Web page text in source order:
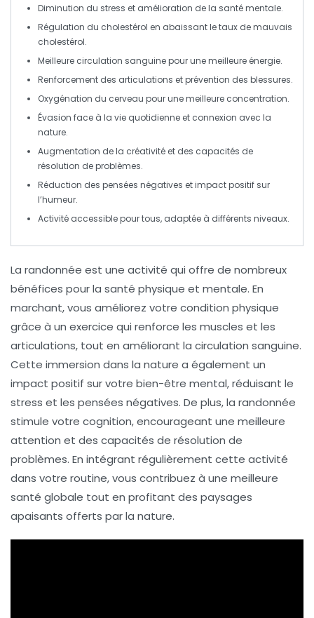
Diminution du stress et amélioration de la santé mentale.
Régulation du cholestérol en abaissant le taux de mauvais
cholestérol.
Meilleure circulation sanguine pour une meilleure énergie.
Renforcement des articulations et prévention des blessures.
Oxygénation du cerveau pour une meilleure concentration.
Évasion face à la vie quotidienne et connexion avec la
nature.
Augmentation de la créativité et des capacités de
résolution de problèmes.
Réduction des pensées négatives et impact positif sur
l’humeur.
Activité accessiblepour tous, adaptée à différents niveaux.
La randonnée est une activité qui offre de nombreux
bénéfices pour la santé physique et mentale. En
marchant, vous améliorez votre condition physique
grâce à un exercice qui renforce les muscles et les
articulations, tout en améliorant la circulation sanguine.
Cette immersion dans la nature a également un
impact positif sur votre bien-être mental, réduisant le
stress et les pensées négatives. De plus, la randonnée
stimule votre cognition, encourageant une meilleure
attention et des capacités de résolution de
problèmes. En intégrant régulièrement cette activité
dans votre routine, vous contribuez à une meilleure
santé globale tout en profitant des paysages
apaisants offerts par la nature.